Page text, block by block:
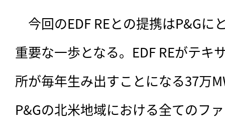
今回のEDF REとの提携はP&Gに
重要な一歩となる。EDF REがテキ
所が毎年生み出すことになる37万
P&Gの北米地域における全てのフ